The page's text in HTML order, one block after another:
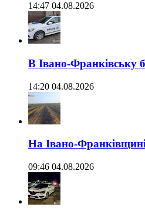
14:47 04.08.2026
В Івано-Франківську
14:20 04.08.2026
На Івано-
09:46 04.08.2026